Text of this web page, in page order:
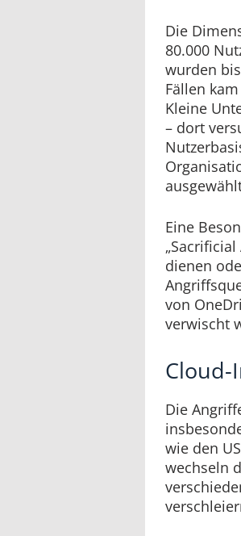
Die
80.000
wurden
Fällen
Kleine
– dort
Eine
dienen
von
verwischt
Cloud-
Die
wie den
wechseln